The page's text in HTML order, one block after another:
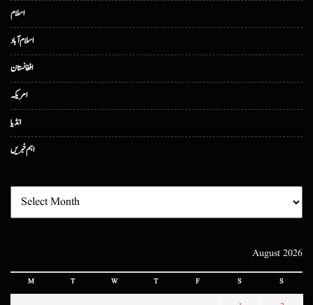
اسلام
اسلام آباد
افغانستان
امریکہ
انڈیا
اہم خبریں
August 2026
M T W T F S S